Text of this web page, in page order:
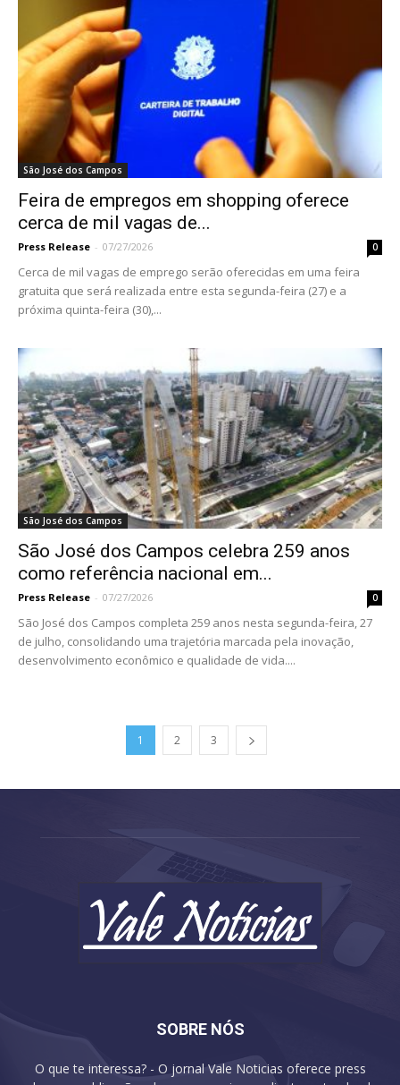
São José dos Campos
Feira de empregos em shopping oferece
cerca de mil vagas de...
Press Release - 07/27/2026 0
Cerca de mil vagas de emprego serão oferecidas em uma feira
gratuita que será realizada entre esta segunda-feira (27) e a
próxima quinta-feira (30),...
São José dos Campos
São José dos Campos celebra 259 anos
como referência nacional em...
Press Release - 07/27/2026 0
São José dos Campos completa 259 anos nesta segunda-feira, 27
de julho, consolidando uma trajetória marcada pela inovação,
desenvolvimento econômico e qualidade de vida....
1 2 3
SOBRE NÓS
O que te interessa? - O jornal Vale Noticias oferece press